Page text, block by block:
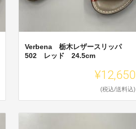
Verbena 栃木レザースリッパ
502 レッド 24.5cm
¥12,650
(税込/送料込)